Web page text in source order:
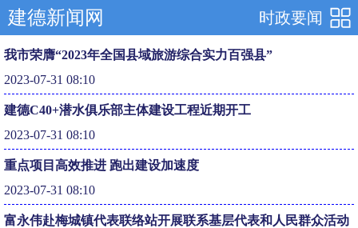
时政要闻
建德新闻网
我市荣膺“2023年全国县域旅游综合实力百强县”
2023-07-31 08:10
建德C40+潜水俱乐部主体建设工程近期开工
2023-07-31 08:10
重点项目高效推进 跑出建设加速度
2023-07-31 08:10
富永伟赴梅城镇代表联络站开展联系基层代表和人民群众活动